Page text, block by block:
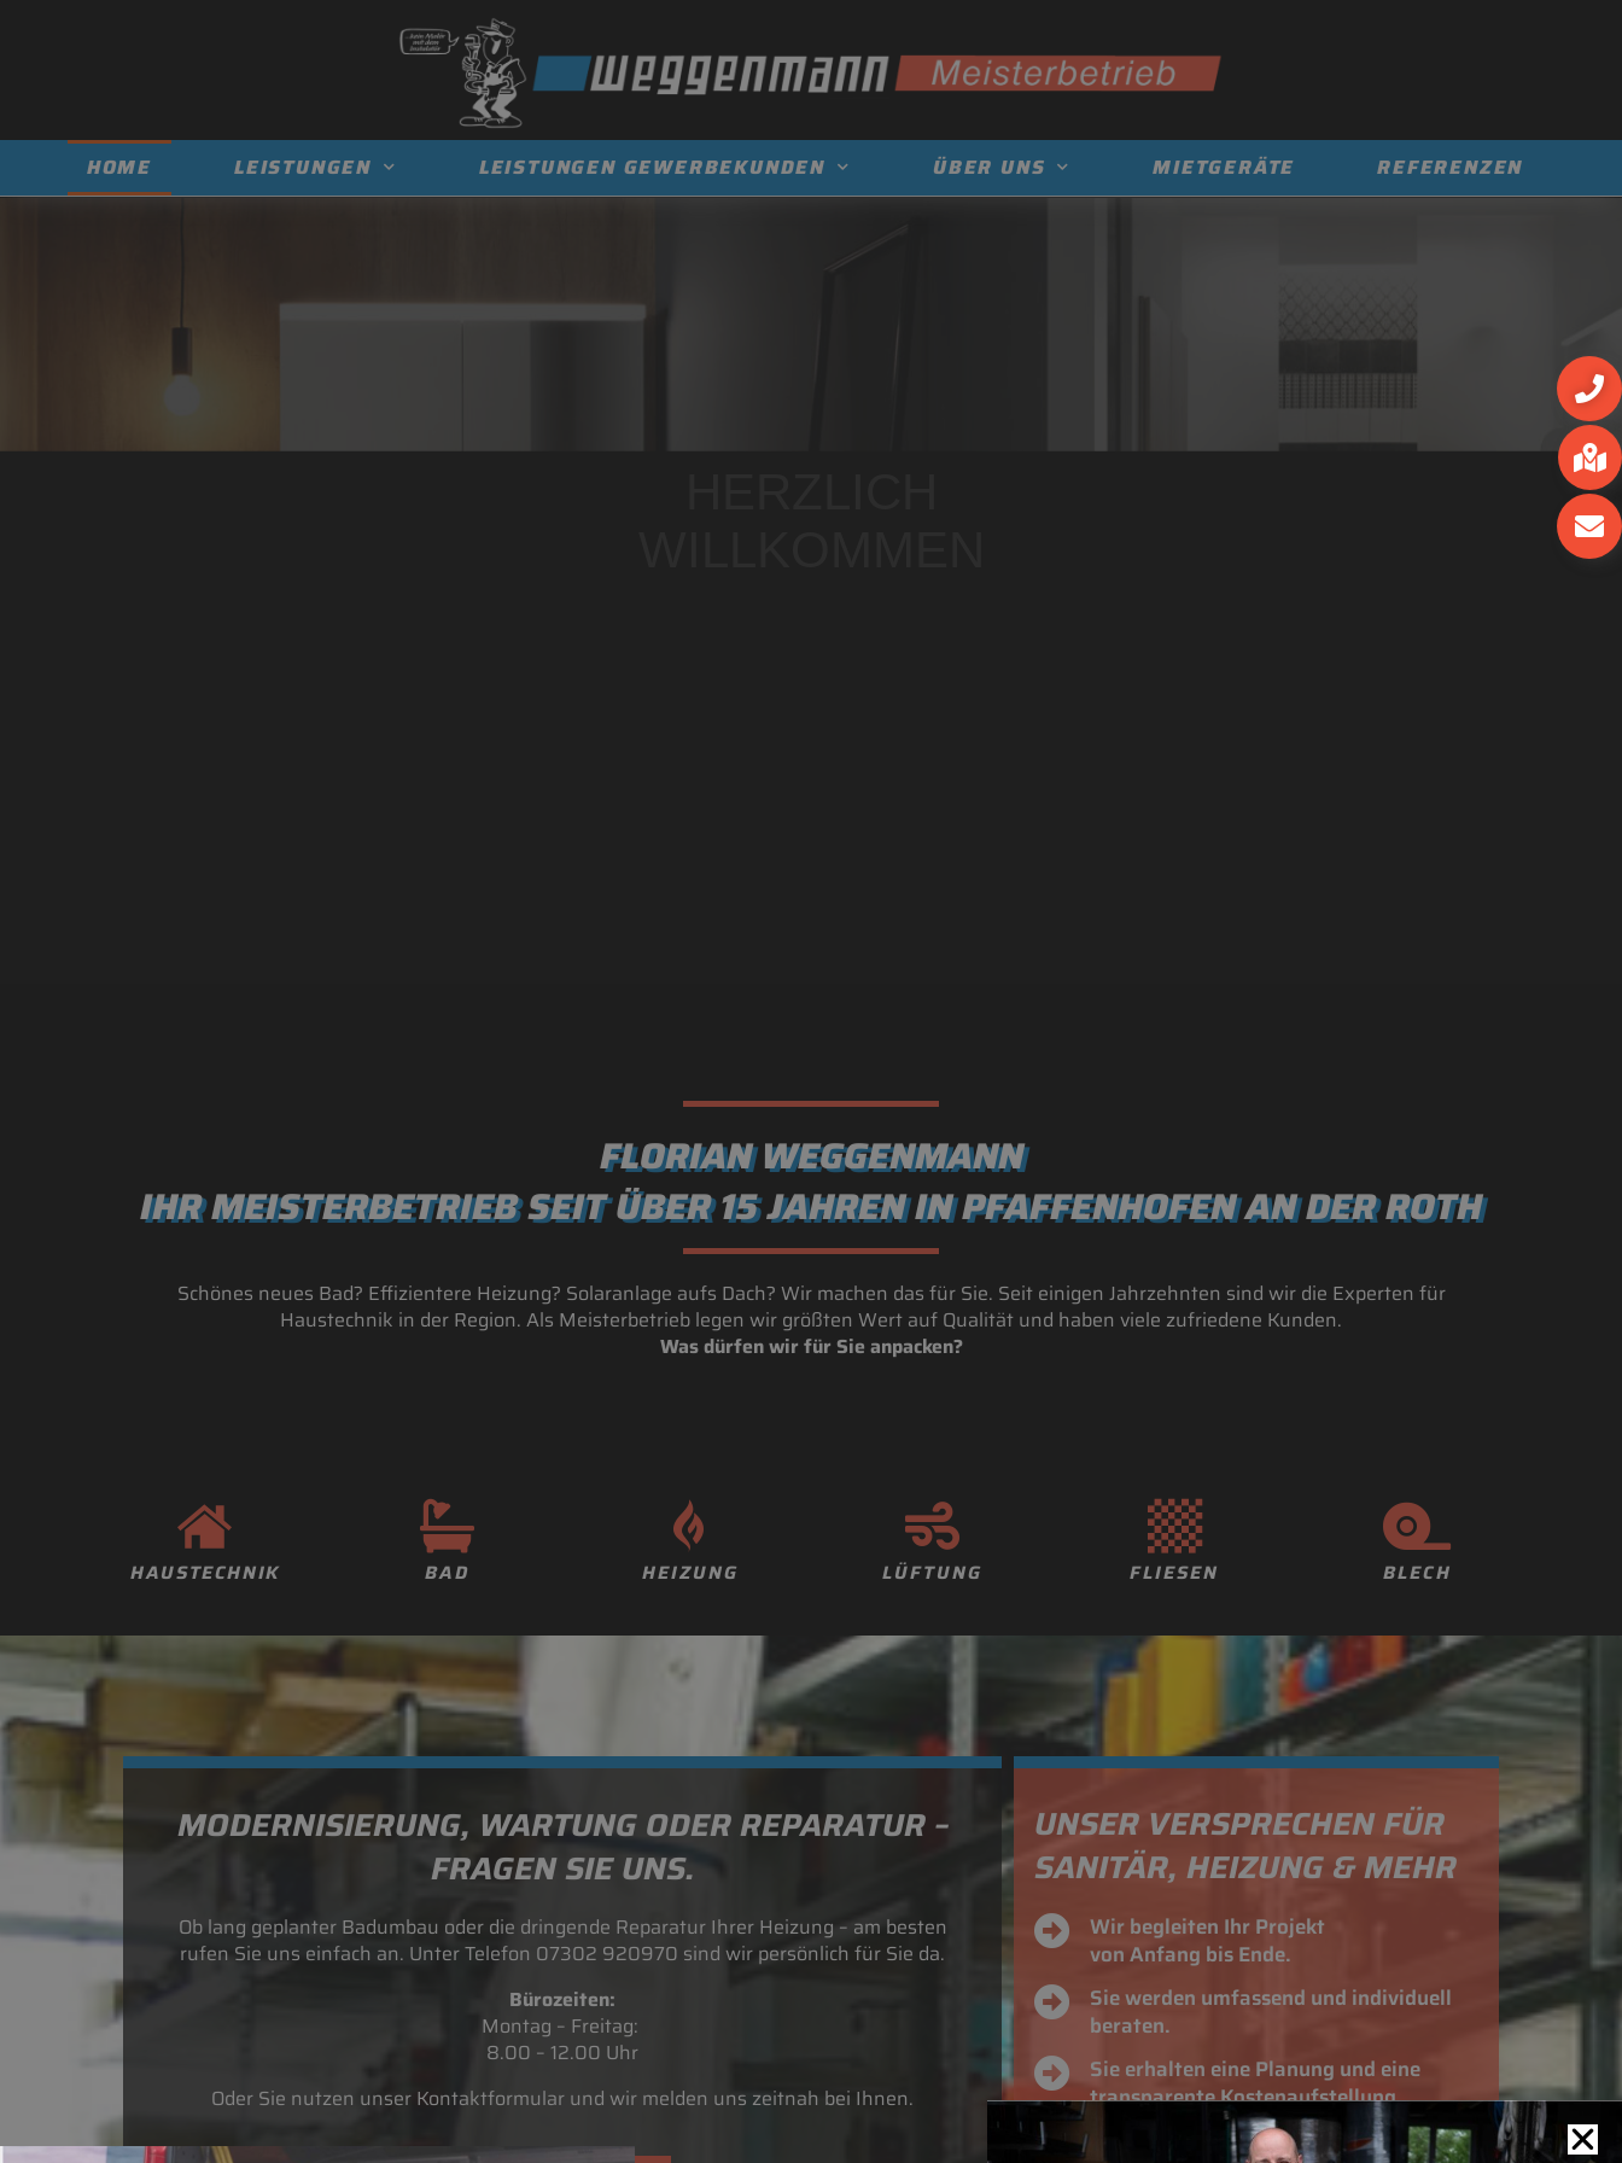
HOME LEISTUNGEN LEISTUNGEN GEWERBEKUNDEN ÜBER UNS MIETGERÄTE REFERENZEN
FLORIAN WEGGENMANN
IHR MEISTERBETRIEB SEIT ÜBER 15 JAHREN IN PFAFFENHOFEN AN DER ROTH
Schönes neues Bad? Effizientere Heizung? Solaranlage aufs Dach? Wir machen das für Sie. Seit einigen Jahrzehnten sind wir die Experten für
Haustechnik in der Region. Als Meisterbetrieb legen wir größten Wert auf Qualität und haben viele zufriedene Kunden.
Was dürfen wir für Sie anpacken?
HAUSTECHNIK BAD HEIZUNG LÜFTUNG FLIESEN BLECH
MODERNISIERUNG, WARTUNG ODER REPARATUR –
FRAGEN SIE UNS.
Ob lang geplanter Badumbau oder die dringende Reparatur Ihrer Heizung – am besten
rufen Sie uns einfach an. Unter Telefon 07302 920970 sind wir persönlich für Sie da.
Bürozeiten:
Montag – Freitag:
8.00 – 12.00 Uhr
Oder Sie nutzen unser Kontaktformular und wir melden uns zeitnah bei Ihnen.
UNSER VERSPRECHEN FÜR
SANITÄR, HEIZUNG & MEHR
Wir begleiten Ihr Projekt
von Anfang bis Ende.
Sie werden umfassend und individuell
beraten.
Sie erhalten eine Planung und eine
transparente Kostenaufstellung.
Wir arbeiten Hand in Hand mit